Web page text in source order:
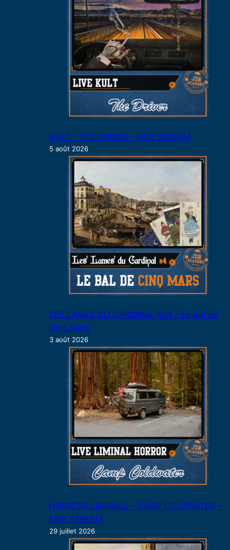
KULT – THE DRIVER – LIVE STREAM
5 août 2026
LES LAMES DU CARDINAL #04 – Le Bal de
Cinq Mars
3 août 2026
HORREUR LIMINALE – CAMP COLDWATER –
LIVE STREAM
29 juillet 2026